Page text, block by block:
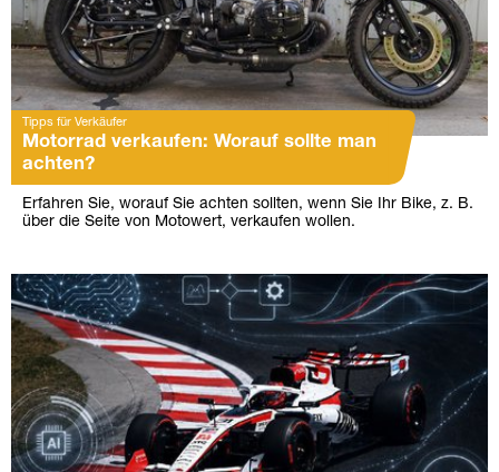
Tipps für Verkäufer
Motorrad verkaufen: Worauf sollte man
achten?
Erfahren Sie, worauf Sie achten sollten, wenn Sie Ihr Bike, z. B.
über die Seite von Motowert, verkaufen wollen.